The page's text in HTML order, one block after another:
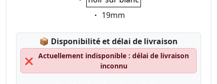
Eigenschaft:
19mm
📦 Lagerstatus:
Disponibilité et délai de livraison
❌
Actuellement indisponible : délai de livraison
inconnu